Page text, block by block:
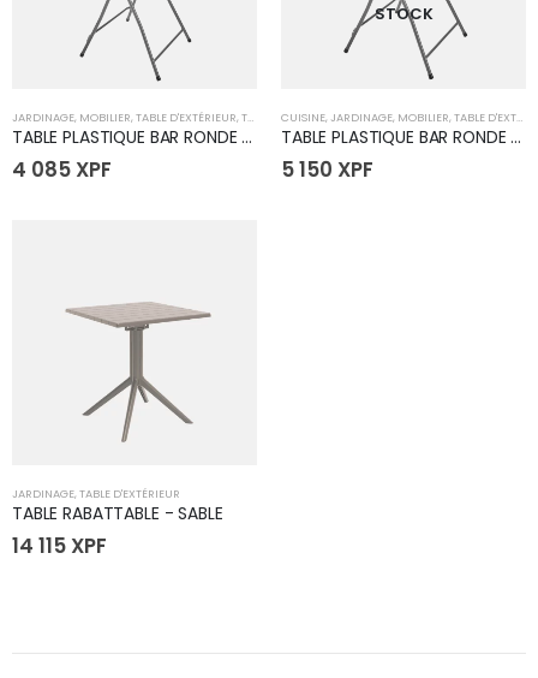
JARDINAGE, MOBILIER, TABLE D'EXTÉRIEUR, TABLES
TABLE PLASTIQUE BAR RONDE 60CM
4 085 XPF
STOCK
CUISINE, JARDINAGE, MOBILIER, TABLE D'EXTÉRIEUR
TABLE PLASTIQUE BAR RONDE 80CM
5 150 XPF
JARDINAGE, TABLE D'EXTÉRIEUR
TABLE RABATTABLE - SABLE
14 115 XPF